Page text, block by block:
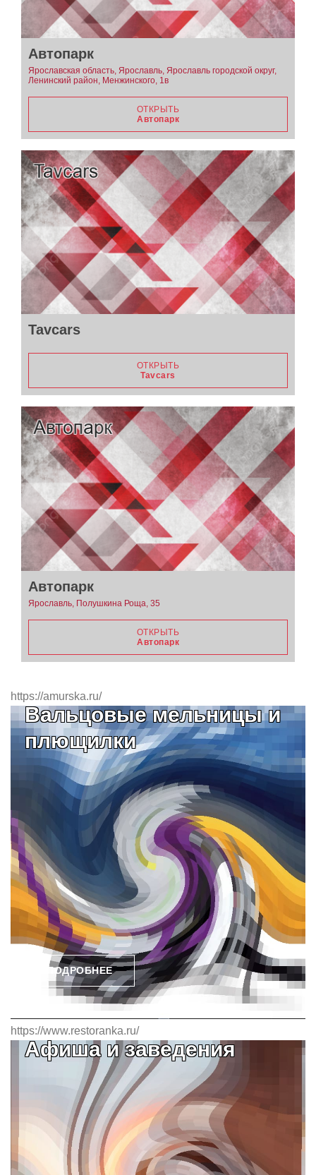
Автопарк
Ярославская область, Ярославль, Ярославль городской округ,
Ленинский район, Менжинского, 1в
ОТКРЫТЬ
Автопарк
Tavcars
ОТКРЫТЬ
Tavcars
Автопарк
Ярославль, Полушкина Роща, 35
ОТКРЫТЬ
Автопарк
https://amurska.ru/
Вальцовые мельницы и
плющилки
ПОДРОБНЕЕ
https://www.restoranka.ru/
Афиша и заведения